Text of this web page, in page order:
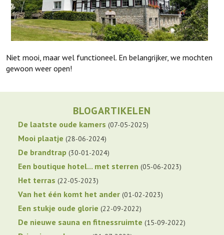
Niet mooi, maar wel functioneel. En belangrijker, we mochten
gewoon weer open!
BLOGARTIKELEN
De laatste oude kamers 07-05-2025
Mooi plaatje 28-06-2024
De brandtrap 30-01-2024
Een boutique hotel... met sterren 05-06-2023
Het terras 22-05-2023
Van het één komt het ander 01-02-2023
Een stukje oude glorie 22-09-2022
De nieuwe sauna en fitnessruimte 15-09-2022